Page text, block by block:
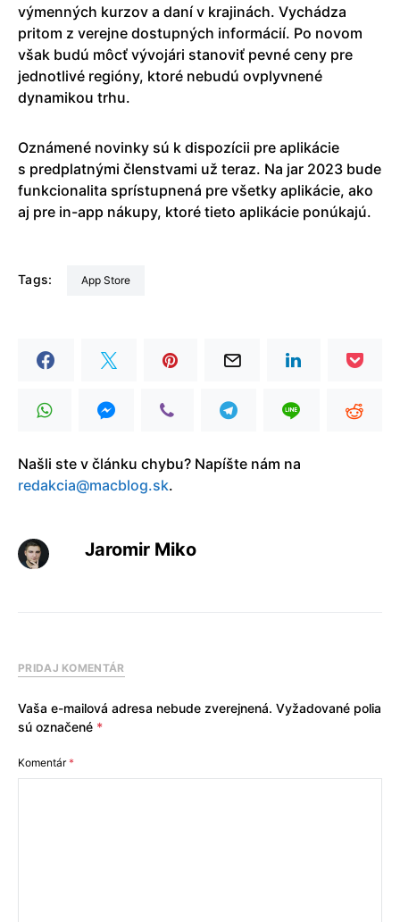
výmenných kurzov a daní v krajinách. Vychádza
pritom z verejne dostupných informácií. Po novom
však budú môcť vývojári stanoviť pevné ceny pre
jednotlivé regióny, ktoré nebudú ovplyvnené
dynamikou trhu.
Oznámené novinky sú k dispozícii pre aplikácie
s predplatnými členstvami už teraz. Na jar 2023 bude
funkcionalita sprístupnená pre všetky aplikácie, ako
aj pre in-app nákupy, ktoré tieto aplikácie ponúkajú.
Tags: App Store
Našli ste v článku chybu? Napíšte nám na
redakcia@macblog.sk.
Jaromir Miko
PRIDAJ KOMENTÁR
Vaša e-mailová adresa nebude zverejnená. Vyžadované polia
sú označené *
Komentár*